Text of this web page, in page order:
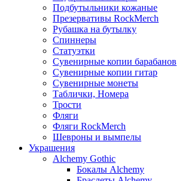
Подбутыльники кожаные
Презервативы RockMerch
Рубашка на бутылку
Спиннеры
Статуэтки
Сувенирные копии барабанов
Сувенирные копии гитар
Сувенирные монеты
Таблички, Номера
Трости
Фляги
Фляги RockMerch
Шевроны и вымпелы
Украшения
Alchemy Gothic
Бокалы Alchemy